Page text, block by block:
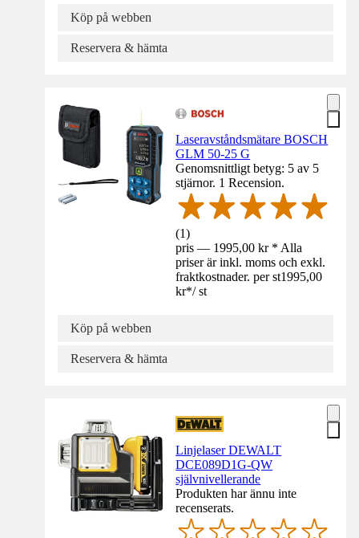
Köp på webben
Reservera & hämta
Laseravståndsmätare BOSCH
GLM 50-25 G
Genomsnittligt betyg: 5 av 5
stjärnor. 1 Recension.
(1)
pris — 1995,00 kr * Alla
priser är inkl. moms och exkl.
fraktkostnader. per st1995,00
kr*/ st
Köp på webben
Reservera & hämta
Linjelaser DEWALT
DCE089D1G-QW
självnivellerande
Produkten har ännu inte
recenserats.